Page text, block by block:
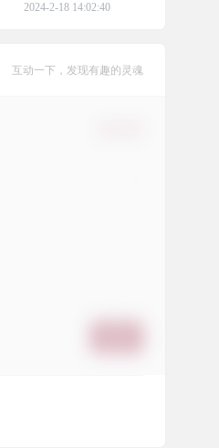
2024-2-18 14:02:40
互动一下，发现有趣的灵魂